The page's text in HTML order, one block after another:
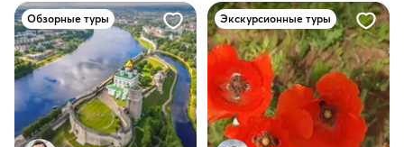
Обзорные туры Экскурсионные туры